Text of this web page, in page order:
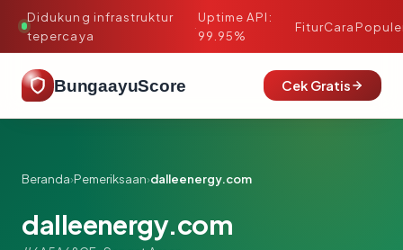
Didukung infrastruktur
tepercaya
·
Uptime API:
99.95%
FiturCara
BungaayuScore Cek Gratis
Beranda›Pemeriksaan›dalleenergy.com
dalleenergy.com